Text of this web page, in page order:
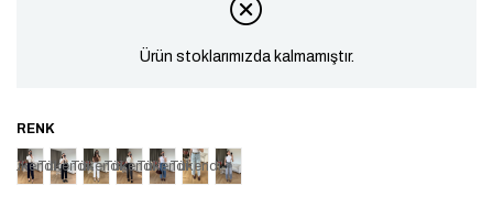
Ürün stoklarımızda kalmamıştır.
TükendiTükendiTükendiTükendiTükendiTükendi